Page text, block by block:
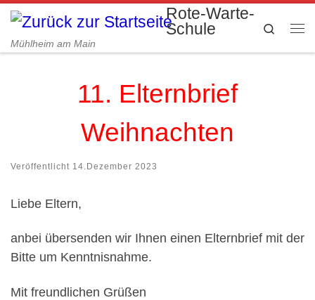
Zum Inhalt springen
Rote-Warte-
Schule
Mühlheim am Main
Search
11. Elternbrief
Weihnachten
Veröffentlicht 14.Dezember 2023
Liebe Eltern,
anbei übersenden wir Ihnen einen Elternbrief mit der
Bitte um Kenntnisnahme.
Mit freundlichen Grüßen